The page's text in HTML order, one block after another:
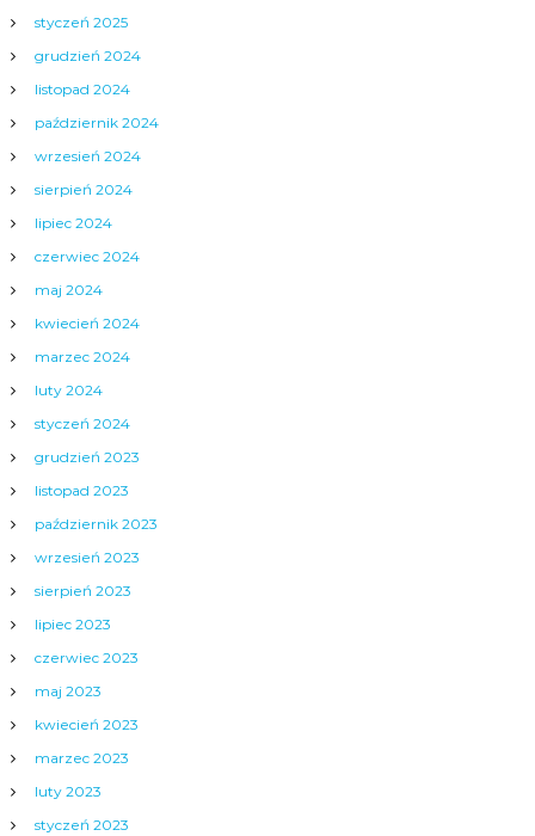
styczeń 2025
grudzień 2024
listopad 2024
październik 2024
wrzesień 2024
sierpień 2024
lipiec 2024
czerwiec 2024
maj 2024
kwiecień 2024
marzec 2024
luty 2024
styczeń 2024
grudzień 2023
listopad 2023
październik 2023
wrzesień 2023
sierpień 2023
lipiec 2023
czerwiec 2023
maj 2023
kwiecień 2023
marzec 2023
luty 2023
styczeń 2023